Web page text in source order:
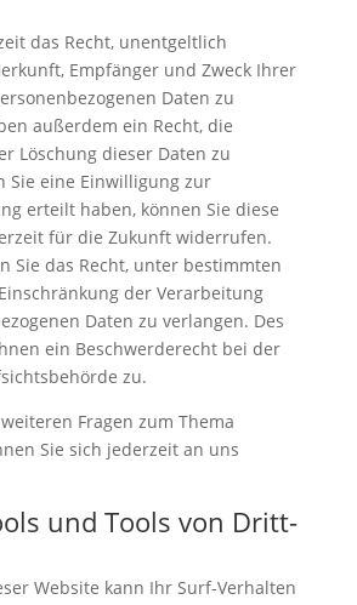
das Recht, unentgeltlich
Empfänger und Zweck Ihrer
Daten zu
außerdem ein Recht, die
Löschung dieser Daten zu
Sie eine Einwilligung zur
erteilt haben, können Sie diese
für die Zukunft widerrufen.
Sie das Recht, unter bestimmten
der Verarbeitung
Daten zu verlangen. Des
ein Beschwerderecht bei der
zu.
Fragen zum Thema
Sie sich jederzeit an uns
und Tools von Dritt­
Website kann Ihr Surf-Verhalten